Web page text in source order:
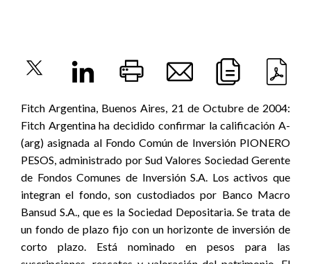
Fitch Argentina, Buenos Aires, 21 de Octubre de 2004:
Fitch Argentina ha decidido confirmar la calificación A-
(arg) asignada al Fondo Común de Inversión PIONERO
PESOS, administrado por Sud Valores Sociedad Gerente
de Fondos Comunes de Inversión S.A. Los activos que
integran el fondo, son custodiados por Banco Macro
Bansud S.A., que es la Sociedad Depositaria. Se trata de
un fondo de plazo fijo con un horizonte de inversión de
corto plazo. Está nominado en pesos para las